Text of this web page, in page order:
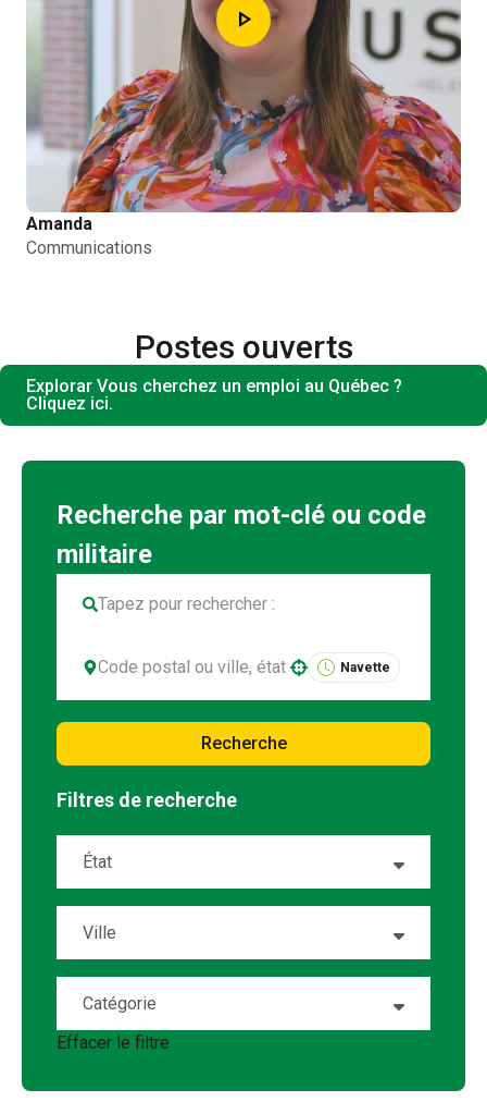
play_arrow
Amanda
Communications
Postes ouverts
Explorar Vous cherchez un emploi au Québec ?
Cliquez ici.
Navette
Recherche
Filtres de recherche
État
Alabama 15
Alaska 1
Alberta 20
Ville
Abeline 7
Airway Heights 1
Catégorie
Account Management
Effacer le filtre